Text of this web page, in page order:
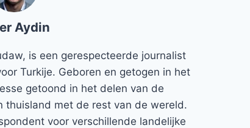
Aydin
is een gerespecteerde journalist
Turkije. Geboren en getogen in het
getoond in het delen van de
thuisland met de rest van de wereld.
voor verschillende landelijke